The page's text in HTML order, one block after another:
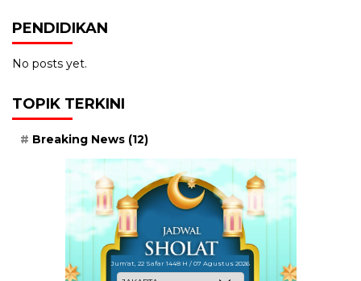
PENDIDIKAN
No posts yet.
TOPIK TERKINI
Breaking News (12)
Jum'at, 22 Safar 1448 H / 07 Agustus 2026